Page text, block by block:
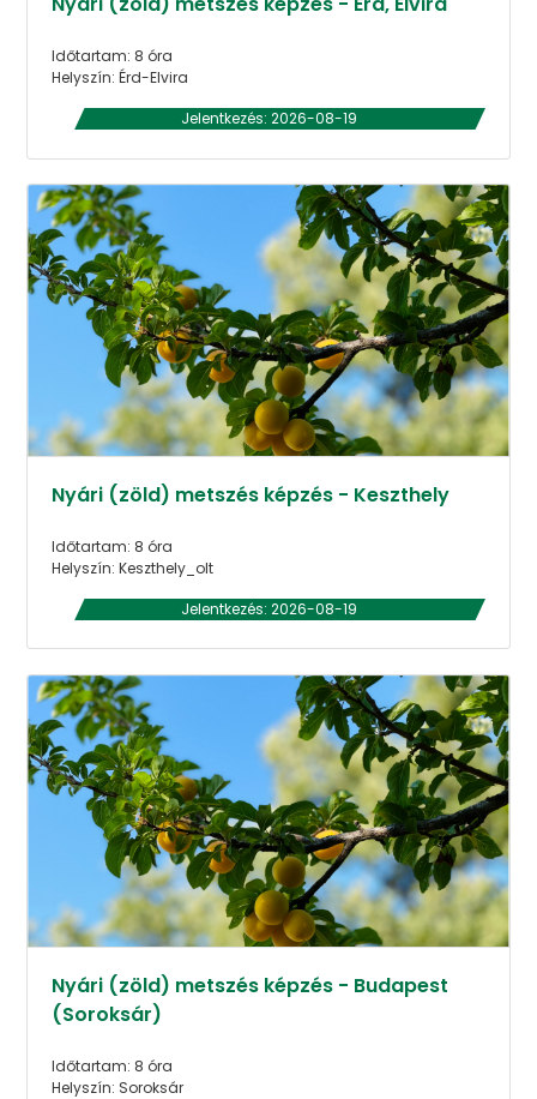
Időtartam: 8 óra
Helyszín: Érd-Elvira
Jelentkezés: 2026-08-19
Nyári (zöld) metszés képzés - Keszthely
Időtartam: 8 óra
Helyszín: Keszthely_olt
Jelentkezés: 2026-08-19
Nyári (zöld) metszés képzés - Budapest
(Soroksár)
Időtartam: 8 óra
Helyszín: Soroksár